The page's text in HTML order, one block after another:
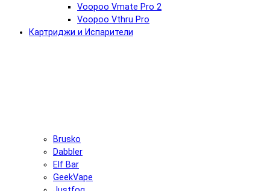
Voopoo Vmate Pro 2
Voopoo Vthru Pro
Картриджи и Испарители
Brusko
Dabbler
Elf Bar
GeekVape